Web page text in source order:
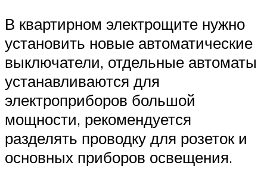
В квартирном электрощите нужно
установить новые автоматические
выключатели, отдельные автоматы
устанавливаются для
электроприборов большой
мощности, рекомендуется
разделять проводку для розеток и
основных приборов освещения.